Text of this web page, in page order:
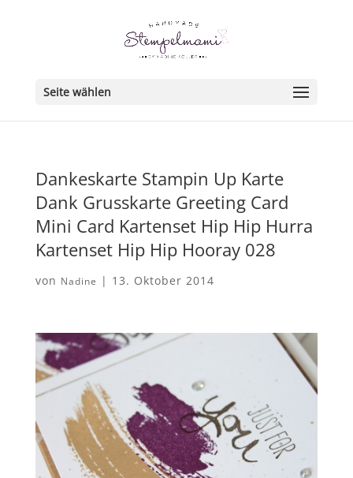
Seite wählen
Dankeskarte Stampin Up Karte
Dank Grusskarte Greeting Card
Mini Card Kartenset Hip Hip Hurra
Kartenset Hip Hip Hooray 028
von Nadine | 13. Oktober 2014